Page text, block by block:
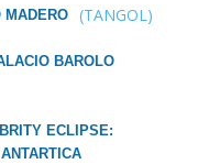
MADERO (TANGOL)
BAROLO
ECLIPSE: